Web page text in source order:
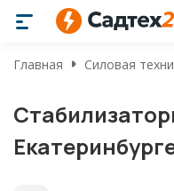
Главная Силовая